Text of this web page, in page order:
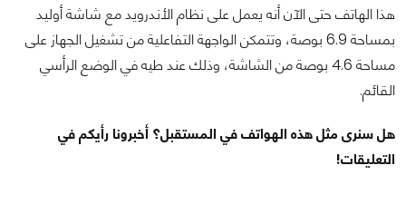
هذا الهاتف حتى الآن أنه يعمل على نظام الأندرويد مع شاشة أوليد
بمساحة 6.9 بوصة، وتتمكن الواجهة التفاعلية من تشغيل الجهاز على
مساحة 4.6 بوصة من الشاشة، وذلك عند طيه في الوضع الرأسي
القائم.
هل سنرى مثل هذه الهواتف في المستقبل؟ أخبرونا رأيكم في
التعليقات!